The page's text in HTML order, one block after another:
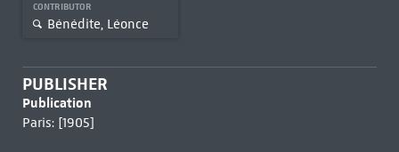
CONTRIBUTOR
Bénédite, Léonce
PUBLISHER
Publication
Paris: [1905]